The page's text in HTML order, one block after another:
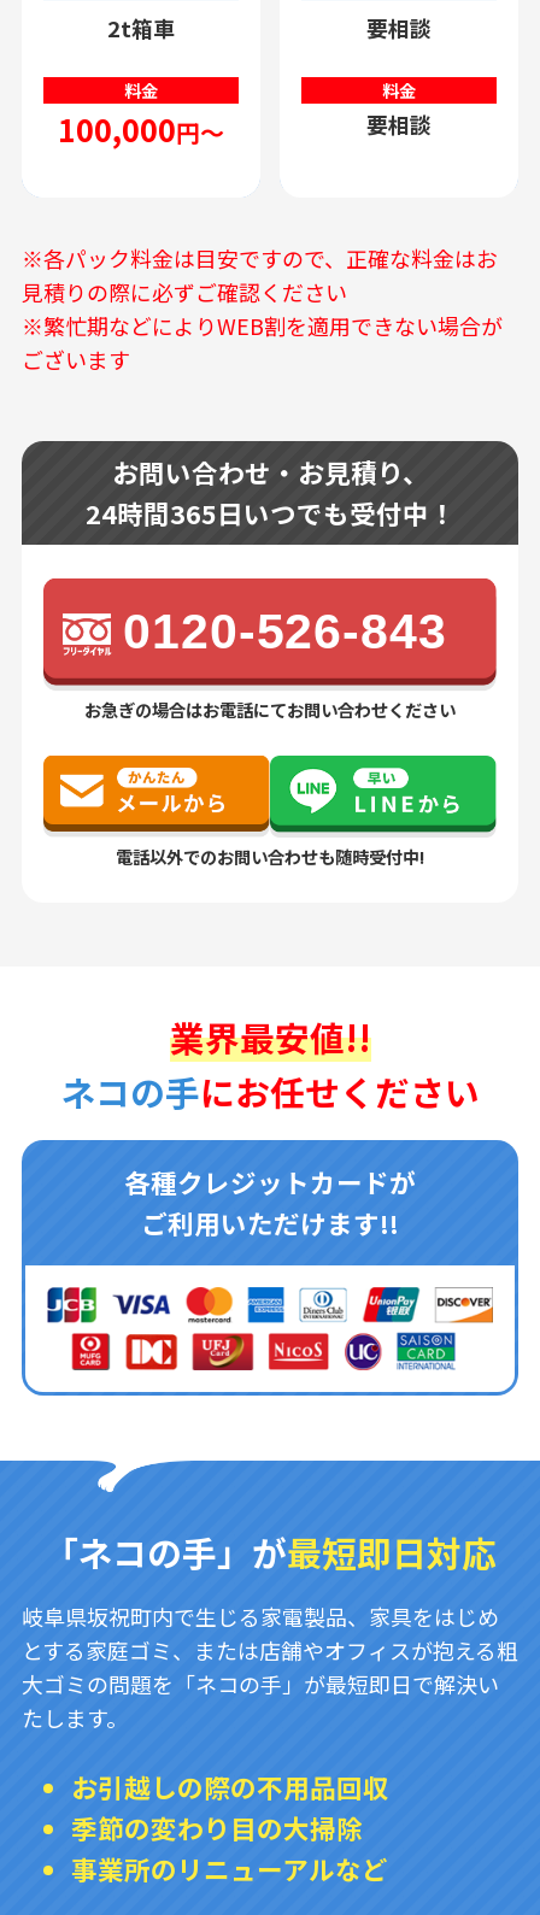
2t箱車
料金
100,000円～
要相談
料金
要相談
※各パック料金は目安ですので、正確な料金はお
見積りの際に必ずご確認ください
※繁忙期などによりWEB割を適用できない場合が
ございます
お問い合わせ・お見積り、
24時間365日いつでも受付中！
0120-526-843
お急ぎの場合はお電話にてお問い合わせください
電話以外でのお問い合わせも随時受付中!
業界最安値!!
ネコの手にお任せください
各種クレジットカードが
ご利用いただけます!!
「ネコの手」が最短即日対応
岐阜県坂祝町内で生じる家電製品、家具をはじめ
とする家庭ゴミ、または店舗やオフィスが抱える粗
大ゴミの問題を「ネコの手」が最短即日で解決い
たします。
お引越しの際の不用品回収
季節の変わり目の大掃除
事業所のリニューアルなど